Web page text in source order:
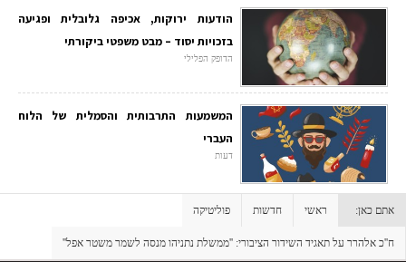
הודעות ירוקות, אכיפה גלובלית ופגיעה
בזכויות יסוד – מבט משפטי ביקורתי
הדופק הפלילי
המשמעות התרבותית והסמלית של הלוח
העברי
דעות
אתם כאן: ראשי חדשות פוליטיקה
ח''כ אלהרר על תאגיד השידור הציבורי: ''ממשלת נתניהו מנסה לשמר משטר אפל''